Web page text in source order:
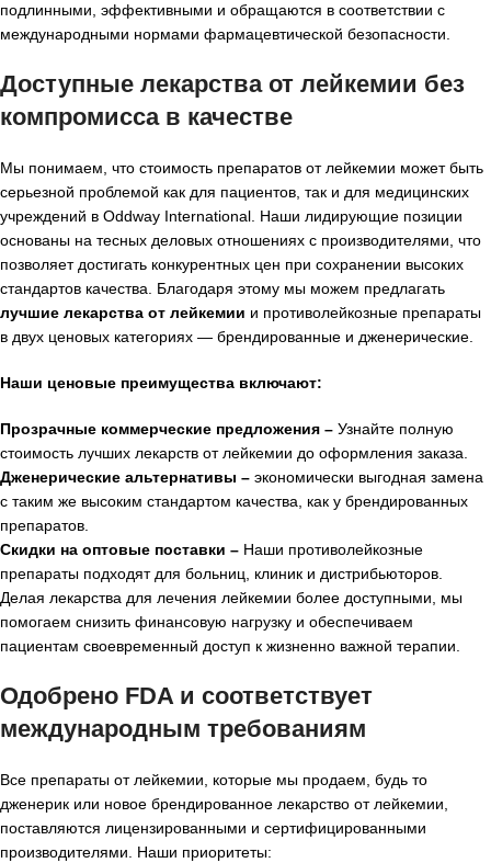
подлинными, эффективными и обращаются в соответствии с
международными нормами фармацевтической безопасности.
Доступные лекарства от лейкемии без
компромисса в качестве
Мы понимаем, что стоимость препаратов от лейкемии может быть
серьезной проблемой как для пациентов, так и для медицинских
учреждений в Oddway International. Наши лидирующие позиции
основаны на тесных деловых отношениях с производителями, что
позволяет достигать конкурентных цен при сохранении высоких
стандартов качества. Благодаря этому мы можем предлагать
лучшие лекарства от лейкемии и противолейкозные препараты
в двух ценовых категориях — брендированные и дженерические.
Наши ценовые преимущества включают:
Прозрачные коммерческие предложения – Узнайте полную
стоимость лучших лекарств от лейкемии до оформления заказа.
Дженерические альтернативы – экономически выгодная замена
с таким же высоким стандартом качества, как у брендированных
препаратов.
Скидки на оптовые поставки – Наши противолейкозные
препараты подходят для больниц, клиник и дистрибьюторов.
Делая лекарства для лечения лейкемии более доступными, мы
помогаем снизить финансовую нагрузку и обеспечиваем
пациентам своевременный доступ к жизненно важной терапии.
Одобрено FDA и соответствует
международным требованиям
Все препараты от лейкемии, которые мы продаем, будь то
дженерик или новое брендированное лекарство от лейкемии,
поставляются лицензированными и сертифицированными
производителями. Наши приоритеты: